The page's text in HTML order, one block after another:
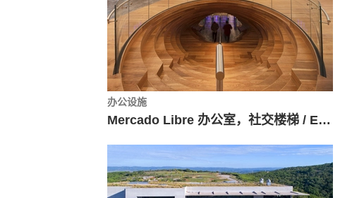
办公设施
Mercado Libre 办公室，社交楼梯 / Estudio Elia Irastorza + BMA arquitectos + Methanoia